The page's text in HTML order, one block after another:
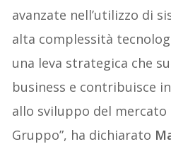
avanzate nell’utilizzo di
alta complessità
una leva strategica che
business e contribuisce
allo sviluppo del mercato
Gruppo”, ha dichiarato